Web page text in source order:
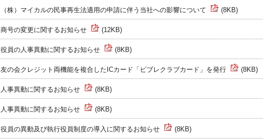
（株）マイカルの民事再生法適用の申請に伴う当社への影響について (8KB)
商号の変更に関するお知らせ (12KB)
役員の人事異動に関するお知らせ (8KB)
友の会クレジット両機能を複合したICカード「ビブレクラブカード」を発行 (8KB)
人事異動に関するお知らせ (8KB)
人事異動に関するお知らせ (8KB)
役員の異動及び執行役員制度の導入に関するお知らせ (8KB)